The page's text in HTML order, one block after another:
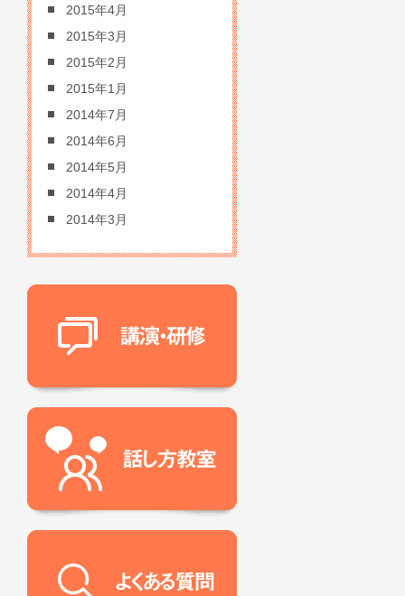
2015年4月
2015年3月
2015年2月
2015年1月
2014年7月
2014年6月
2014年5月
2014年4月
2014年3月